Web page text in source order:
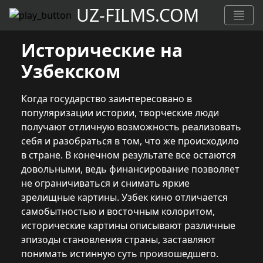
UZ-FILMS.COM
Исторические на
Узбекском
Когда государство заинтересовано в
популяризации истории, творческие люди
получают отличную возможность реализовать
себя и разобраться в том, что же происходило
в стране. В конечном результате все остаются
довольными, ведь финансирование позволяет
не ограничиваться и снимать яркие
зрелищные картины. Узбек кино отличается
самобытностью и восточным колоритом,
исторические картины описывают различные
эпизоды становления страны, заставляют
понимать истинную суть произошедшего.